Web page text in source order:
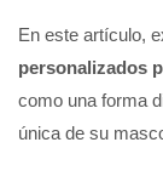
En este artículo,
personalizados
como una forma
única de su